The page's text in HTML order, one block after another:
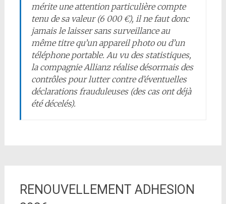
mérite une attention particulière compte
tenu de sa valeur (6 000 €), il ne faut donc
jamais le laisser sans surveillance au
même titre qu’un appareil photo ou d’un
téléphone portable. Au vu des statistiques,
la compagnie Allianz réalise désormais des
contrôles pour lutter contre d’éventuelles
déclarations frauduleuses (des cas ont déjà
été décelés).
RENOUVELLEMENT ADHESION